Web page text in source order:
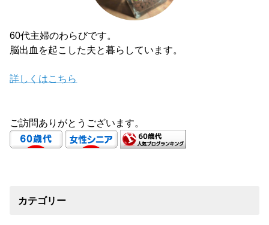
60代主婦のわらびです。
脳出血を起こした夫と暮らしています。
詳しくはこちら
ご訪問ありがとうございます。
カテゴリー